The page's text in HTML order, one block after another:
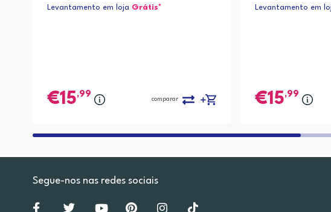
Levantamento em loja Grátis*
15,99
comparar
Levantamento em
15,99
Segue-nos nas redes sociais